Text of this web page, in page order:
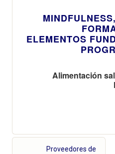
ELEMENTOS
Alimentación
Proveedores de